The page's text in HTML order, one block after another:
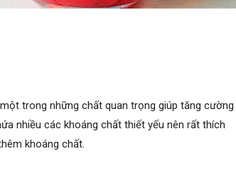
trong những chất quan trọng giúp tăng cường
nhiều các khoáng chất thiết yếu nên rất thích
khoáng chất.